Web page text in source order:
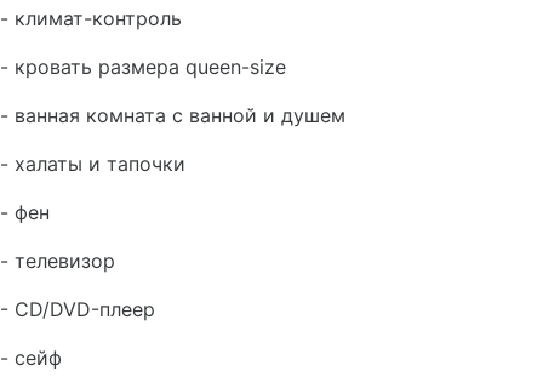
- климат-контроль
- кровать размера queen-size
- ванная комната с ванной и душем
- халаты и тапочки
- фен
- телевизор
- CD/DVD-плеер
- сейф